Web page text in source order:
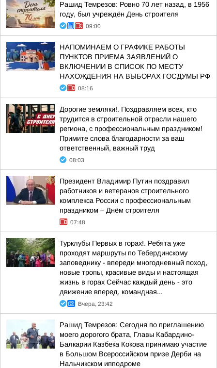
Рашид Темрезов: Ровно 70 лет назад, в 1956
году, был учреждён День строителя
09:00
НАПОМИНАЕМ О ГРАФИКЕ РАБОТЫ
ПУНКТОВ ПРИЕМА ЗАЯВЛЕНИЙ О
ВКЛЮЧЕНИИ В СПИСОК ПО МЕСТУ
НАХОЖДЕНИЯ НА ВЫБОРАХ ГОСДУМЫ РФ
08:16
Дорогие земляки!. Поздравляем всех, кто
трудится в строительной отрасли нашего
региона, с профессиональным праздником!
Примите слова благодарности за ваш
ответственный, важный труд
08:03
Президент Владимир Путин поздравил
работников и ветеранов строительного
комплекса России с профессиональным
праздником – Днём строителя
07:48
Турклубы Первых в горах!. Ребята уже
проходят маршруты по Тебердинскому
заповеднику - впереди многодневный поход,
новые тропы, красивые виды и настоящая
жизнь в горах Сейчас каждый день - это
движение вперед, командная...
Вчера, 23:42
Рашид Темрезов: Сегодня по приглашению
моего дорогого брата, Главы Кабардино-
Балкарии Казбека Кокова принимаю участие
в Большом Всероссийском призе Дерби на
Нальчикском ипподроме